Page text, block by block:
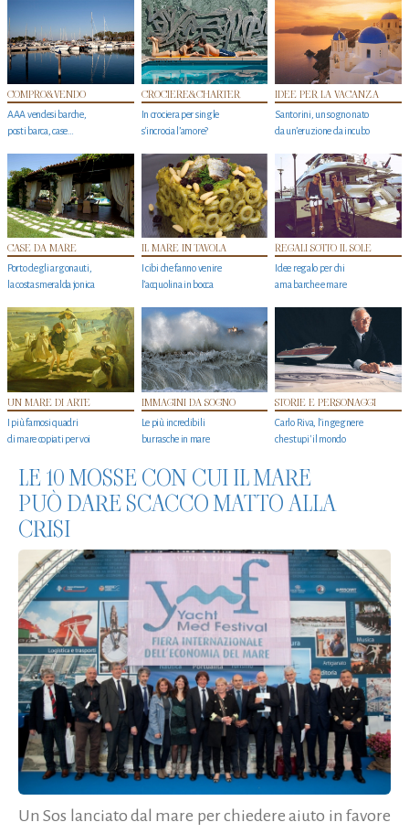
COMPRO&VENDO
AAA vendesi barche,
posti barca, case…
CROCIERE&CHARTER
In crociera per single
s'incrocia l’amore?
IDEE PER LA VACANZA
Santorini, un sogno nato
da un’eruzione da incubo
CASE DA MARE
Porto degli argonauti,
la costa smeralda jonica
IL MARE IN TAVOLA
I cibi che fanno venire
l’acquolina in bocca
REGALI SOTTO IL SOLE
Idee regalo per chi
ama barche e mare
UN MARE DI ARTE
I più famosi quadri
di mare copiati per voi
IMMAGINI DA SOGNO
Le più incredibili
burrasche in mare
STORIE E PERSONAGGI
Carlo Riva, l’ingegnere
che stupi' il mondo
LE 10 MOSSE CON CUI IL MARE
PUÒ DARE SCACCO MATTO ALLA
CRISI
Un Sos lanciato dal mare per chiedere aiuto in favore